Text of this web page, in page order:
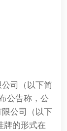
司（以下简
公告称，公
公司（以下
牌的形式在